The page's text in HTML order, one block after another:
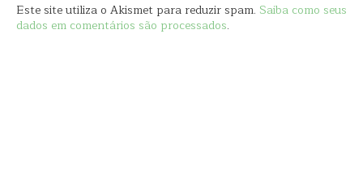
Este site utiliza o Akismet para reduzir spam. Saiba como seus
dados em comentários são processados.